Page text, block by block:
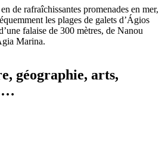
de rafraîchissantes promenades en mer,
les plages de galets d’Ágios
falaise de 300 mètres, de Nanou
Marina.
géographie, arts,
…